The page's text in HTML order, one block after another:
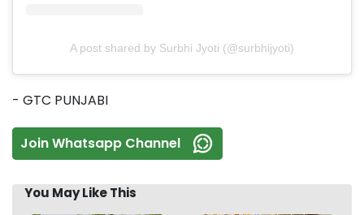
A post shared by Surbhi Jyoti (@surbhijyoti)
- GTC PUNJABI
Join Whatsapp Channel
You May Like This